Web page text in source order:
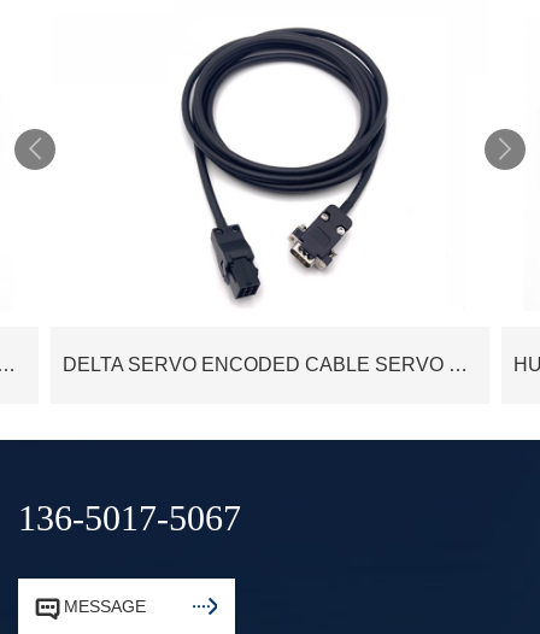
CABLE HARNESS CUSTOMIZATION - YAMETER MANUFACTURER DELTA SERVO ENCODED CABLE SERVO MOTOR POWER CABLE- YAMETER MANUFACTURER
 
136-5017-5067
 MESSAGE 